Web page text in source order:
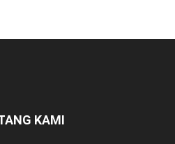
KAMI